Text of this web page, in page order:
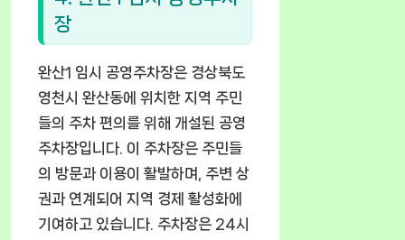
장
완산1 임시 공영주차장은 경상북도
영천시 완산동에 위치한 지역 주민
들의 주차 편의를 위해 개설된 공영
주차장입니다. 이 주차장은 주민들
의 방문과 이용이 활발하며, 주변 상
권과 연계되어 지역 경제 활성화에
기여하고 있습니다. 주차장은 24시